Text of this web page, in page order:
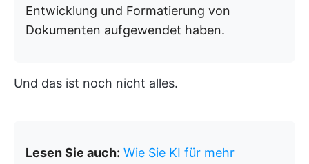
Entwicklung und Formatierung von
Dokumenten aufgewendet haben.
Und das ist noch nicht alles.
Lesen Sie auch: Wie Sie KI für mehr